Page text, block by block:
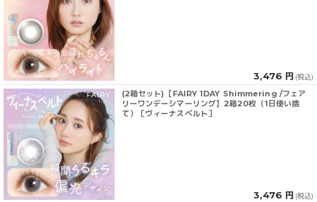
3,476 円 (税込)
(2箱セット)【FAIRY 1DAY Shimmering /フェア
リーワンデーシマーリング】2箱20枚（1日使い捨
て）［ヴィーナスベルト］
3,476 円 (税込)